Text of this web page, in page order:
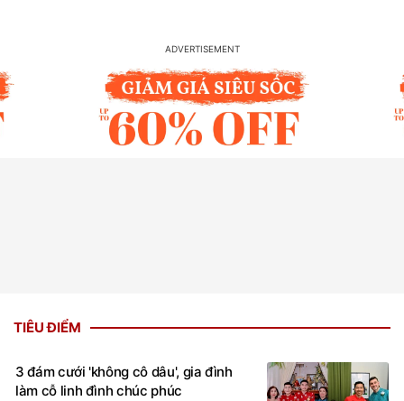
TIÊU ĐIỂM
3 đám cưới 'không cô dâu', gia đình
làm cỗ linh đình chúc phúc